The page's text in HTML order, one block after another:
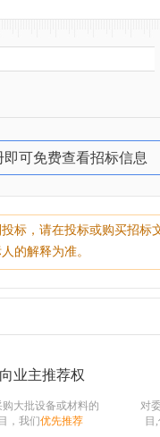
即可免费查看招标信息
标，请在投标或购买招
的解释为准。
业主推荐权
购大批设备或材料的
，我们优先推荐
对
目